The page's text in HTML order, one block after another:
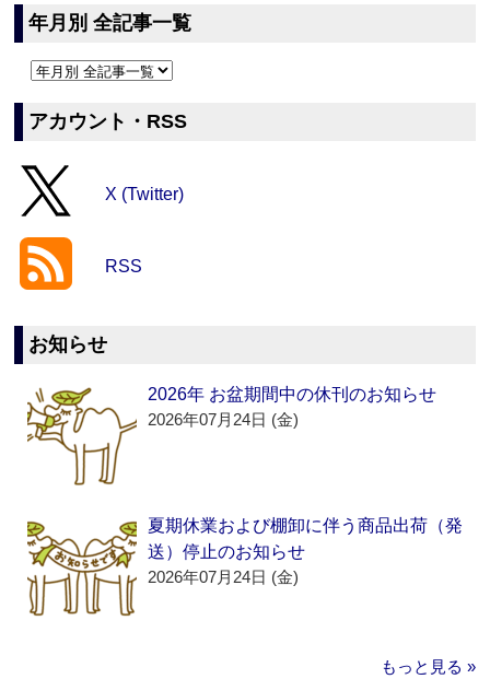
年月別 全記事一覧
アカウント・RSS
X (Twitter)
RSS
お知らせ
2026年 お盆期間中の休刊のお知らせ
2026年07月24日 (金)
夏期休業および棚卸に伴う商品出荷（発
送）停止のお知らせ
2026年07月24日 (金)
もっと見る »